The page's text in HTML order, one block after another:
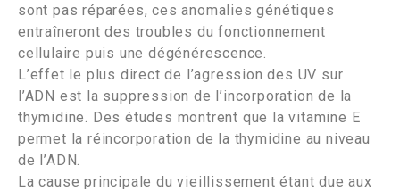
sont pas réparées, ces anomalies génétiques
entraîneront des troubles du fonctionnement
cellulaire puis une dégénérescence.
L’effet le plus direct de l’agression des UV sur
l’ADN est la suppression de l’incorporation de la
thymidine. Des études montrent que la vitamine E
permet la réincorporation de la thymidine au niveau
de l’ADN.
La cause principale du vieillissement étant due aux